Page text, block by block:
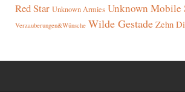
Red Star Unknown Armies Unknown Mobile
Verzauberungen&Wünsche Wilde Gestade Zehn